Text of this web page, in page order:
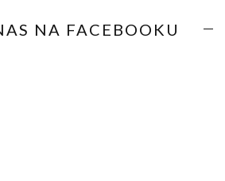
NA FACEBOOKU